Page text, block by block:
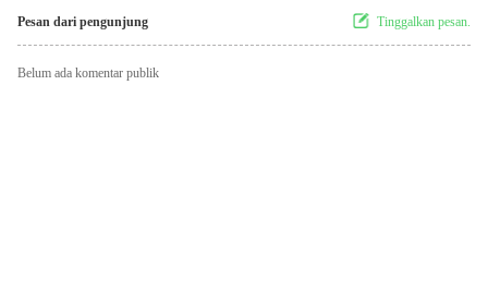
Pesan dari pengunjung Tinggalkan pesan.
Belum ada komentar publik